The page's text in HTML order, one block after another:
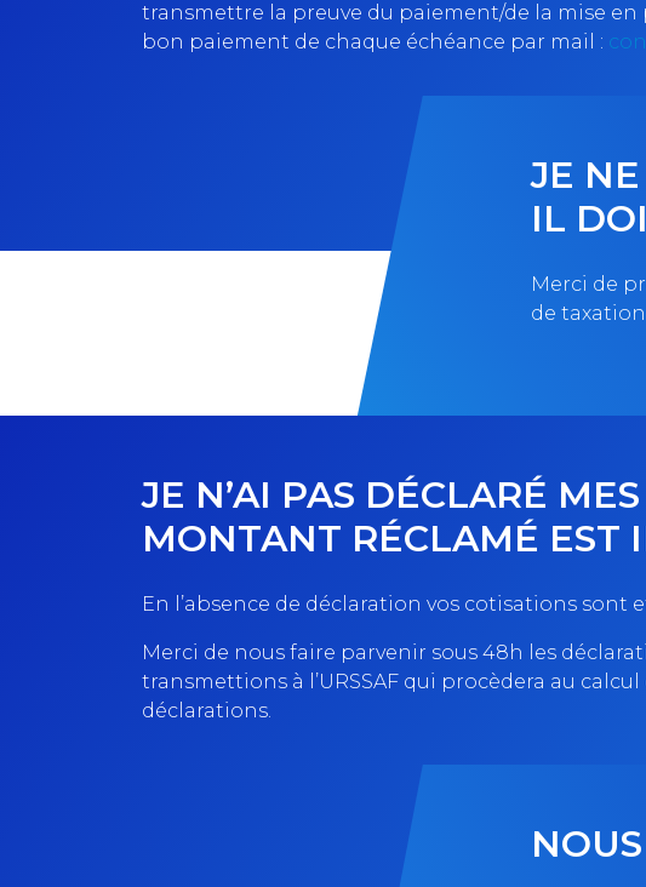
transmettre la preuve du paiement/de la mise en
bon paiement de chaque échéance par mail :
JE
IL
Merci de
de
JE N’AI PAS DÉCLARÉ
MONTANT RÉCLAMÉ EST
En l’absence de déclaration vos cotisations sont
Merci de nous faire parvenir sous 48h les
transmettions à l’URSSAF qui procèdera au
déclarations.